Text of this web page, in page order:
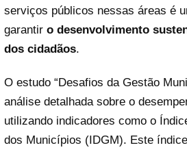
serviços públicos nessas áreas é
garantir o desenvolvimento
dos cidadãos.
O estudo “Desafios da Gestão
análise detalhada sobre o
utilizando indicadores como o
dos Municípios (IDGM). Este